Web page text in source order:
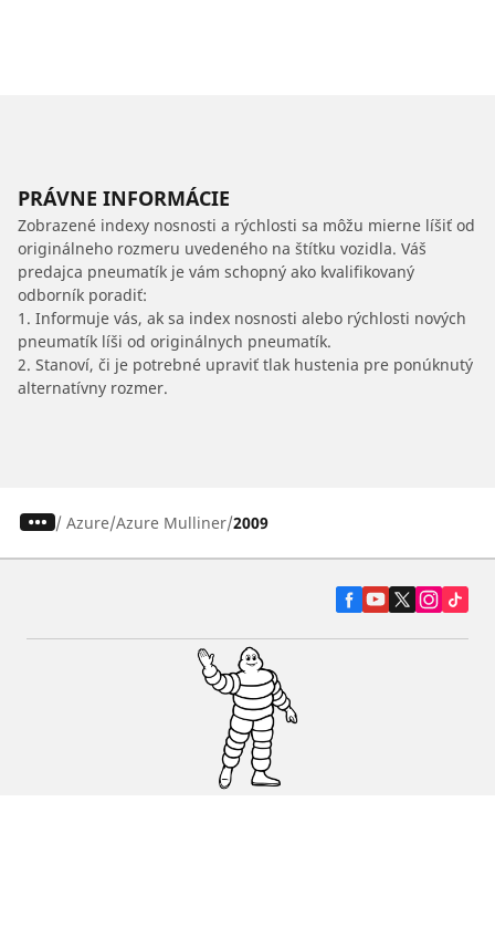
PRÁVNE INFORMÁCIE
Zobrazené indexy nosnosti a rýchlosti sa môžu mierne líšiť od
originálneho rozmeru uvedeného na štítku vozidla. Váš
predajca pneumatík je vám schopný ako kvalifikovaný
odborník poradiť:
1. Informuje vás, ak sa index nosnosti alebo rýchlosti nových
pneumatík líši od originálnych pneumatík.
2. Stanoví, či je potrebné upraviť tlak hustenia pre ponúknutý
alternatívny rozmer.
/ Azure Azure Mulliner 2009